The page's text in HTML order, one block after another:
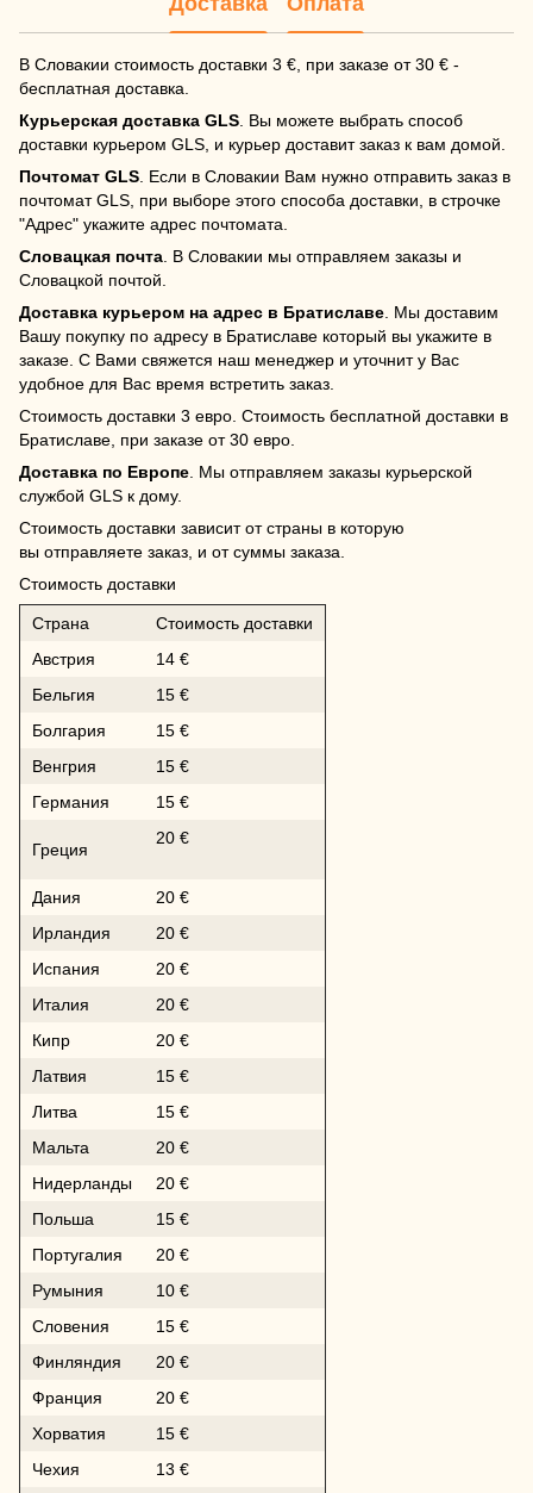
В Словакии стоимость доставки 3 €, при заказе от 30 € -
бесплатная доставка.
Курьерская доставка GLS . Вы можете выбрать способ
доставки курьером GLS, и курьер доставит заказ к вам домой.
Почтомат GLS . Если в Словакии Вам нужно отправить заказ в
почтомат GLS, при выборе этого способа доставки, в строчке
"Адрес" укажите адрес почтомата.
Словацкая почта . В Словакии мы отправляем заказы и
Словацкой почтой.
Доставка курьером на адрес в Братиславе . Мы доставим
Вашу покупку по адресу в Братиславе который вы укажите в
заказе. С Вами свяжется наш менеджер и уточнит у Вас
удобное для Вас время встретить заказ.
Стоимость доставки 3 евро. Стоимость бесплатной доставки в
Братиславе, при заказе от 30 евро.
Доставка по Европе . Мы отправляем заказы курьерской
службой GLS к дому.
Стоимость доставки зависит от страны в которую
вы отправляете заказ, и от суммы заказа.
Стоимость доставки
Страна
Стоимость доставки
Австрия
14 €
Бельгия
15 €
Болгария
15 €
Венгрия
15 €
Германия
15 €
Греция
20 €
Дания
20 €
Ирландия
20 €
Испания
20 €
Италия
20 €
Кипр
20 €
Латвия
15 €
Литва
15 €
Мальта
20 €
Нидерланды
20 €
Польша
15 €
Португалия
20 €
Румыния
10 €
Словения
15 €
Финляндия
20 €
Франция
20 €
Хорватия
15 €
Чехия
13 €